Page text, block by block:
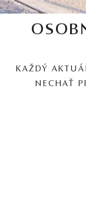
KAŽDÝ
NECHAŤ